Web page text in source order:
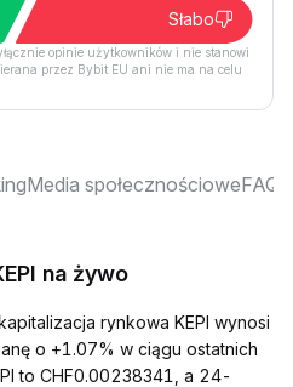
Słabo
opinie użytkowników i nie stanowi
przez Bybit EU ani nie ma na celu
Media społecznościoweFAQ
na żywo
rynkowa KEPI wynosi
o +1.07% w ciągu ostatnich
to CHF0.00238341, a 24-